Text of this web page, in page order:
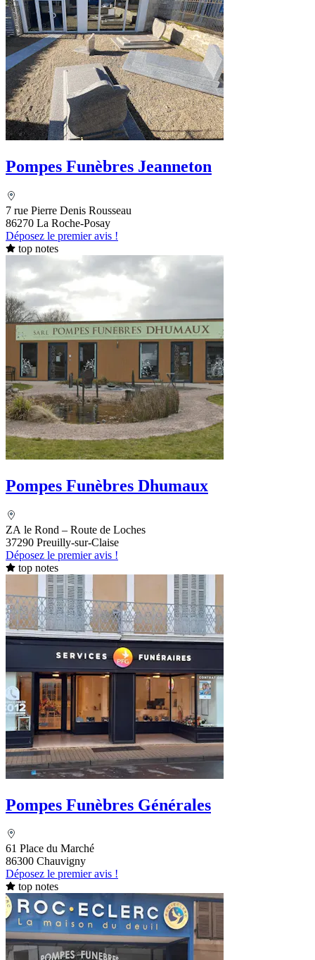
Pompes Funèbres Jeanneton
7 rue Pierre Denis Rousseau
86270 La Roche-Posay
Déposez le premier avis !
top notes
Pompes Funèbres Dhumaux
ZA le Rond – Route de Loches
37290 Preuilly-sur-Claise
Déposez le premier avis !
top notes
Pompes Funèbres Générales
61 Place du Marché
86300 Chauvigny
Déposez le premier avis !
top notes